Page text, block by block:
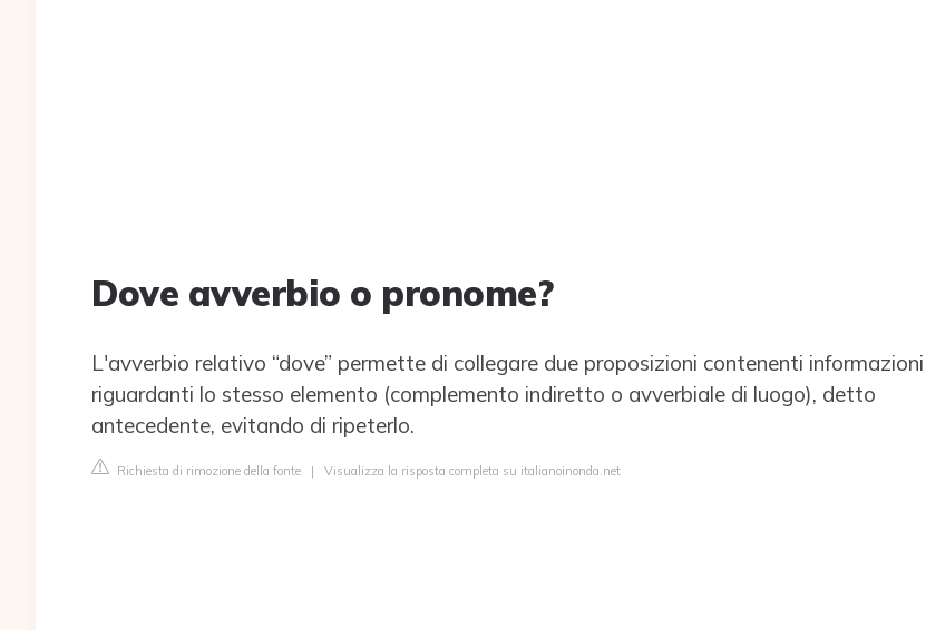
Dove avverbio o pronome?
L'avverbio relativo “dove” permette di collegare due proposizioni contenenti informazioni
riguardanti lo stesso elemento (complemento indiretto o avverbiale di luogo), detto
antecedente, evitando di ripeterlo.
Richiesta di rimozione della fonte | Visualizza la risposta completa su italianoinonda.net